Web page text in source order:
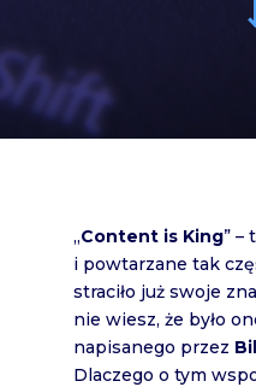
„Content is King” –
i powtarzane tak
straciło już swoje
nie wiesz, że było
napisanego przez
Dlaczego o tym